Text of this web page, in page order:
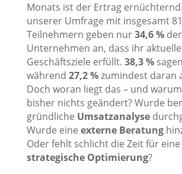
Monats ist der Ertrag
unserer Umfrage mit insgesamt 81
Teilnehmern geben nur34,6 %der
Unternehmen an, dass ihr
Geschäftsziele erfüllt. 38,3 %
während 27,2 %zumindest daran
Doch woran liegt das – und
bisher nichts geändert? Wurde
gründliche Umsatzanalyse
Wurde eine externe Beratung
Oder fehlt schlicht die Zeit für eine
strategische Optimierung?